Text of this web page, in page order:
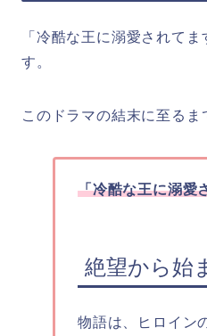
「冷酷な王に溺愛されて
す。
このドラマの結末に至るま
「冷酷な王に溺愛
絶望から始
物語は、ヒロイン